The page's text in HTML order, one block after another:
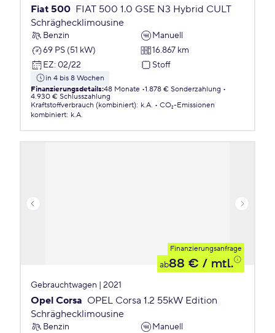
Fiat 500 FIAT 500 1.0 GSE N3 Hybrid CULT
Schräghecklimousine
Benzin
Manuell
69 PS (51 kW)
16.867 km
EZ: 02/22 Stoff
in 4 bis 8 Wochen
Finanzierungsdetails:48 Monate 1.878 € Sonderzahlung
4.930 € Schlusszahlung
Kraftstoffverbrauch (kombiniert): k.A.
CO₂-Emissionen
kombiniert: k.A.
Finanzierungsanfrage
ab88 € / mtl.
Gebrauchtwagen | 2021
Opel Corsa OPEL Corsa 1.2 55kW Edition
Schräghecklimousine
Benzin
Manuell